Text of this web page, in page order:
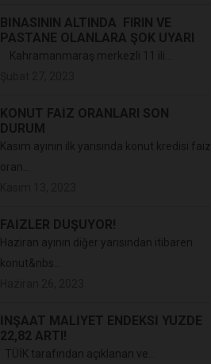
BİNASININ ALTINDA FIRIN VE
PASTANE OLANLARA ŞOK UYARI
Kahramanmaraş merkezli 11 ili...
KONUT FAİZ ORANLARI SON
DURUM
Kasım ayının ilk yarısında konut kredisi faiz
oran...
FAİZLER DÜŞÜYOR!
Haziran ayının diğer yarısından itibaren
konut&nbs...
İNŞAAT MALIYET ENDEKSI YÜZDE
22,82 ARTI!
TÜİK tarafından açıklanan ve...